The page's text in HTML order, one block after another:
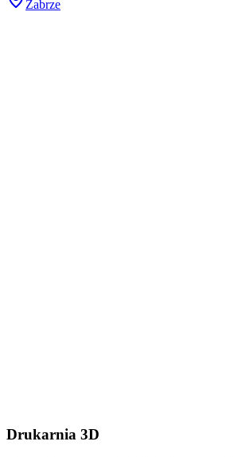
Zabrze
Drukarnia 3D